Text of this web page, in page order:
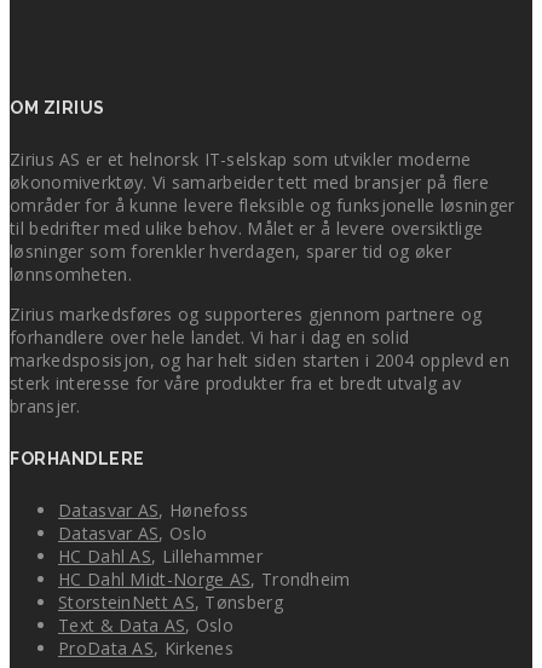
OM ZIRIUS
Zirius AS er et helnorsk IT-selskap som utvikler moderne
økonomiverktøy. Vi samarbeider tett med bransjer på flere
områder for å kunne levere fleksible og funksjonelle løsninger
til bedrifter med ulike behov. Målet er å levere oversiktlige
løsninger som forenkler hverdagen, sparer tid og øker
lønnsomheten.
Zirius markedsføres og supporteres gjennom partnere og
forhandlere over hele landet. Vi har i dag en solid
markedsposisjon, og har helt siden starten i 2004 opplevd en
sterk interesse for våre produkter fra et bredt utvalg av
bransjer.
FORHANDLERE
Datasvar AS, Hønefoss
Datasvar AS, Oslo
HC Dahl AS, Lillehammer
HC Dahl Midt-Norge AS, Trondheim
StorsteinNett AS, Tønsberg
Text & Data AS, Oslo
ProData AS, Kirkenes